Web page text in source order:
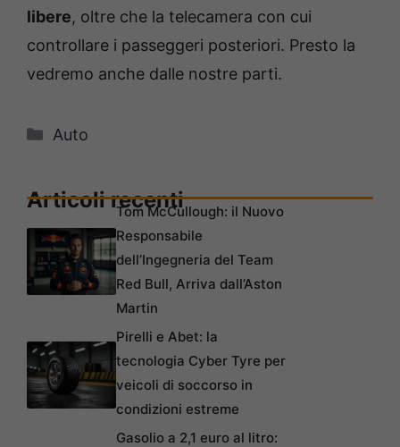
libere, oltre che la telecamera con cui
controllare i passeggeri posteriori. Presto la
vedremo anche dalle nostre parti.
Categorie
Auto
Articoli recentiTom McCullough: il Nuovo
Responsabile
dell’Ingegneria del Team
Red Bull, Arriva dall’Aston
Martin
Pirelli e Abet: la
tecnologia Cyber Tyre per
veicoli di soccorso in
condizioni estreme
Gasolio a 2,1 euro al litro: